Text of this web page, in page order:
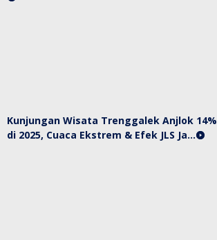
Kunjungan Wisata Trenggalek Anjlok 14%
di 2025, Cuaca Ekstrem & Efek JLS Ja…